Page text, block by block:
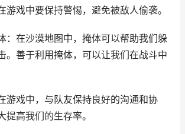
游戏中要保持警惕，避免被敌人偷袭。
：在沙漠地图中，掩体可以帮助我们躲
。善于利用掩体，可以让我们在战斗中
游戏中，与队友保持良好的沟通和协
提高我们的生存率。